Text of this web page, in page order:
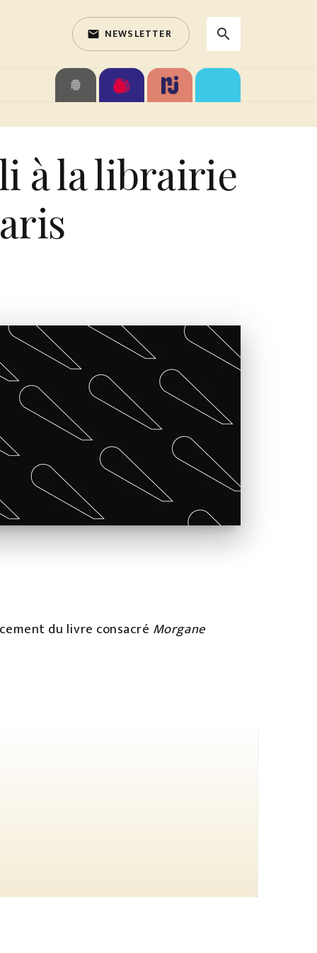
email NEWSLETTER search
fingerprint
search
à la librairie
du livre consacré Morgane